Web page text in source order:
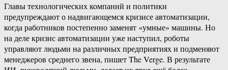
Главы технологических компаний и политики
предупреждают о надвигающемся кризисе автоматизации,
когда работников постепенно заменят «умные» машины. Но
на деле кризис автоматизации уже наступил, роботы
управляют людьми на различных предприятиях и подменяют
менеджеров среднего звена, пишет The Verge. В результате